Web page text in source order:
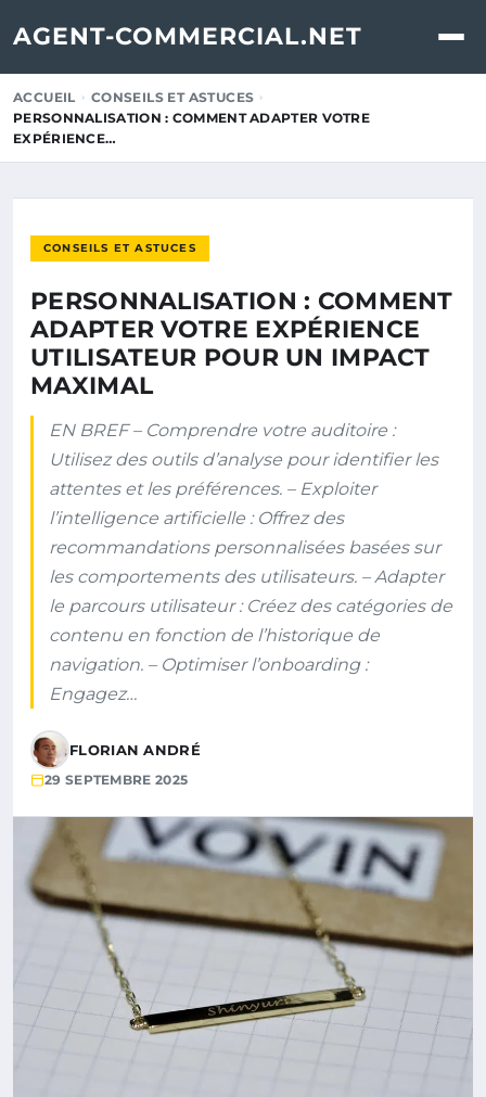
AGENT-COMMERCIAL.NET
ACCUEIL
CONSEILS ET ASTUCES
PERSONNALISATION : COMMENT ADAPTER VOTRE
EXPÉRIENCE…
CONSEILS ET ASTUCES
PERSONNALISATION : COMMENT
ADAPTER VOTRE EXPÉRIENCE
UTILISATEUR POUR UN IMPACT
MAXIMAL
EN BREF – Comprendre votre auditoire :
Utilisez des outils d’analyse pour identifier les
attentes et les préférences. – Exploiter
l’intelligence artificielle : Offrez des
recommandations personnalisées basées sur
les comportements des utilisateurs. – Adapter
le parcours utilisateur : Créez des catégories de
contenu en fonction de l’historique de
navigation. – Optimiser l’onboarding :
Engagez…
FLORIAN ANDRÉ
29 SEPTEMBRE 2025